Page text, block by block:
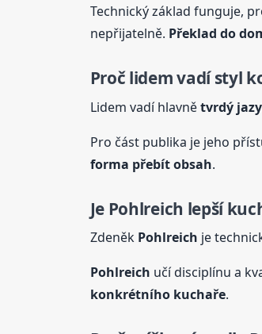
Technický základ funguje,
nepřijatelně. Překlad do
Proč lidem vadí styl
Lidem vadí hlavnětvrdý
Pro část publika je jeho
forma přebít obsah.
Je Pohlreich lepší
Zdeněk Pohlreich je
Pohlreich učí disciplínu a
konkrétního kuchaře.